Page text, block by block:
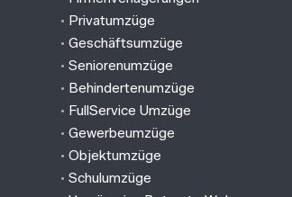
• Privatumzüge
• Geschäftsumzüge
• Seniorenumzüge
• Behindertenumzüge
• FullService Umzüge
• Gewerbeumzüge
• Objektumzüge
• Schulumzüge